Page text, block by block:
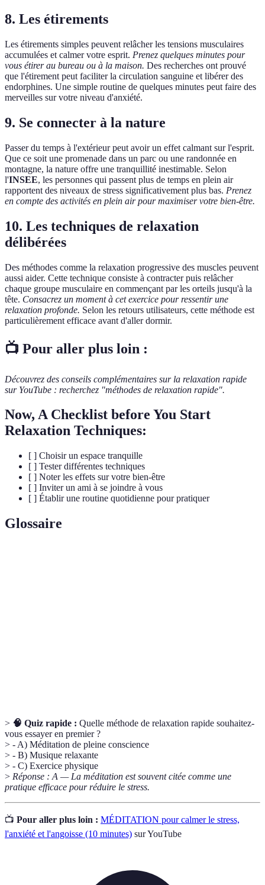
8. Les étirements
Les étirements simples peuvent relâcher les tensions musculaires
accumulées et calmer votre esprit. Prenez quelques minutes pour
vous étirer au bureau ou à la maison. Des recherches ont prouvé
que l'étirement peut faciliter la circulation sanguine et libérer des
endorphines. Une simple routine de quelques minutes peut faire des
merveilles sur votre niveau d'anxiété.
9. Se connecter à la nature
Passer du temps à l'extérieur peut avoir un effet calmant sur l'esprit.
Que ce soit une promenade dans un parc ou une randonnée en
montagne, la nature offre une tranquillité inestimable. Selon
l'INSEE, les personnes qui passent plus de temps en plein air
rapportent des niveaux de stress significativement plus bas. Prenez
en compte des activités en plein air pour maximiser votre bien-être.
10. Les techniques de relaxation
délibérées
Des méthodes comme la relaxation progressive des muscles peuvent
aussi aider. Cette technique consiste à contracter puis relâcher
chaque groupe musculaire en commençant par les orteils jusqu'à la
tête. Consacrez un moment à cet exercice pour ressentir une
relaxation profonde. Selon les retours utilisateurs, cette méthode est
particulièrement efficace avant d'aller dormir.
📺 Pour aller plus loin :
Découvrez des conseils complémentaires sur la relaxation rapide
sur YouTube : recherchez "méthodes de relaxation rapide".
Now, A Checklist before You Start
Relaxation Techniques:
[ ] Choisir un espace tranquille
[ ] Tester différentes techniques
[ ] Noter les effets sur votre bien-être
[ ] Inviter un ami à se joindre à vous
[ ] Établir une routine quotidienne pour pratiquer
Glossaire
> 🧠 Quiz rapide : Quelle méthode de relaxation rapide souhaitez-
vous essayer en premier ?
> - A) Méditation de pleine conscience
> - B) Musique relaxante
> - C) Exercice physique
> Réponse : A — La méditation est souvent citée comme une
pratique efficace pour réduire le stress.
📺 Pour aller plus loin : MÉDITATION pour calmer le stress,
l'anxiété et l'angoisse (10 minutes) sur YouTube